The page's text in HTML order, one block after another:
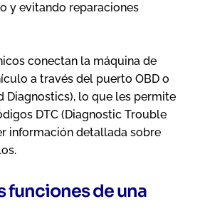
y evitando reparaciones
conectan la máquina de
a través del puerto OBD o
Diagnostics), lo que les permite
DTC (Diagnostic Trouble
información detallada sobre
funciones de una